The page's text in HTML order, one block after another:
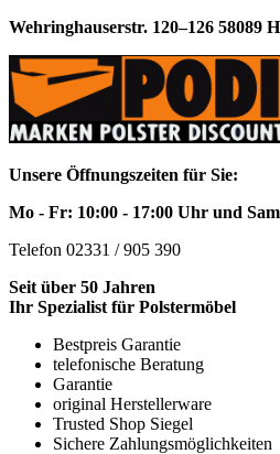
Wehringhauserstr. 120–126 58089
Unsere Öffnungszeiten für Sie:
Mo - Fr: 10:00 - 17:00 Uhr und
Telefon 02331 / 905 390
Seit über 50 Jahren
Ihr Spezialist für Polstermöbel
Bestpreis Garantie
telefonische Beratung
Garantie
original Herstellerware
Trusted Shop Siegel
Sichere Zahlungsmöglichkeiten